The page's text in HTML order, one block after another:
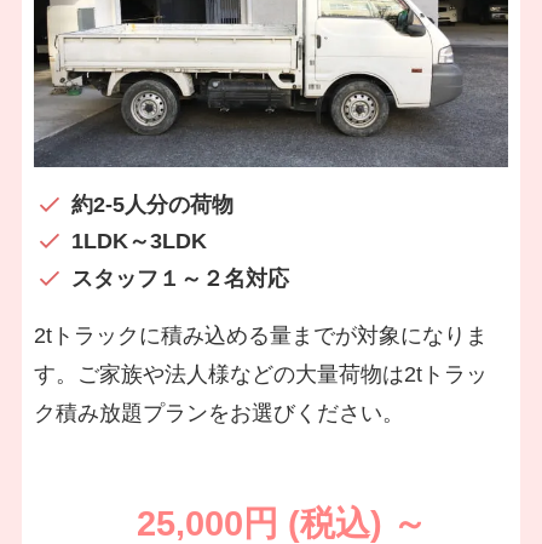
約2-5人分の荷物
1LDK～3LDK
スタッフ１～２名対応
2tトラックに積み込める量までが対象になりま
す。ご家族や法人様などの大量荷物は2tトラッ
ク積み放題プランをお選びください。
25,000円 (税込) ～